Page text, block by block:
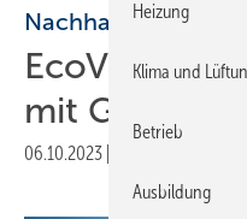
Nachhaltigkeit
EcoVadis
mit Gold aus
06.10.2023
Heizung
Klima und
Betrieb
Ausbildung